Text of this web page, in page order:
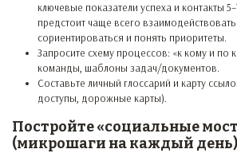
ключевые показатели успеха и контакты
предстоит чаще всего
сориентироваться и понять приоритеты.
Запросите схему процессов: «к кому и по
команды, шаблоны задач/документов.
Составьте личный глоссарий и карту
доступы, дорожные карты).
Постройте «социальные
(микрошаги на каждый день)